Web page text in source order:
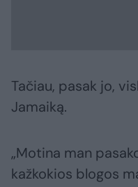
Tačiau, pasak jo,
Jamaiką.
„Motina man
kažkokios blogos